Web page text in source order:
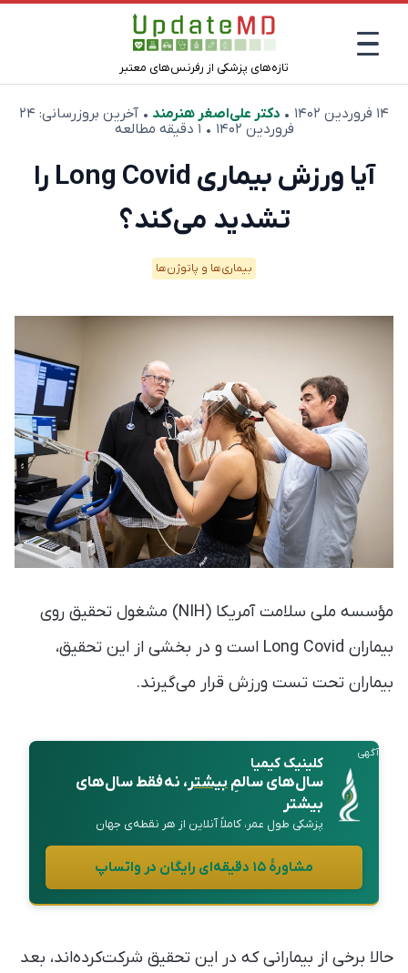
تازه‌های پزشکی از رفرنس‌های معتبر
۱۴ فروردین ۱۴۰۲ • دکتر علی‌اصغر هنرمند • آخرین بروزرسانی: ۲۴
فروردین ۱۴۰۲
• ۱ دقیقه مطالعه
آیا ورزش بیماری Long Covid را
تشدید می‌کند؟
بیماری‌ها و پاتوژن‌ها
مؤسسه ملی سلامت آمریکا (NIH) مشغول تحقیق روی
بیماران Long Covid است و در بخشی از این تحقیق،
بیماران تحت تست ورزش قرار می‌گیرند.
آگهی
کلینیک کیمیا
سال‌های سالمِبیشتر، نه فقط سال‌های
بیشتر
پزشکی طول عمر، کاملاً آنلاین از هر نقطه‌ی جهان
مشاورهٔ ۱۵ دقیقه‌ای رایگان در واتساپ
حالا برخی از بیمارانی که در این تحقیق شرکت‌کرده‌اند، بعد